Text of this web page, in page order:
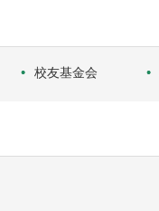
校友基金会